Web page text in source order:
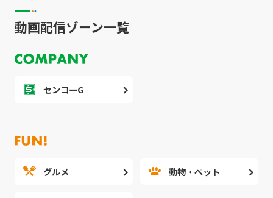
動画配信ゾーン一覧
センコーG
グルメ 動物・ペット